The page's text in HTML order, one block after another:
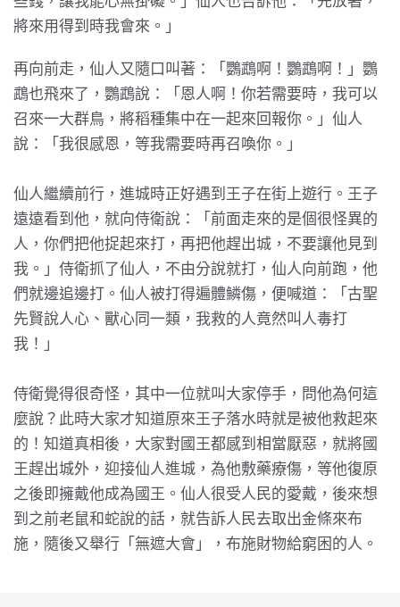
將來用得到時我會來。」
再向前走，仙人又隨口叫著：「鸚鵡啊！鸚鵡啊！」鸚
鵡也飛來了，鸚鵡說：「恩人啊！你若需要時，我可以
召來一大群鳥，將稻種集中在一起來回報你。」仙人
說：「我很感恩，等我需要時再召喚你。」
仙人繼續前行，進城時正好遇到王子在街上遊行。王子
遠遠看到他，就向侍衛說：「前面走來的是個很怪異的
人，你們把他捉起來打，再把他趕出城，不要讓他見到
我。」侍衛抓了仙人，不由分說就打，仙人向前跑，他
們就邊追邊打。仙人被打得遍體鱗傷，便喊道：「古聖
先賢說人心、獸心同一類，我救的人竟然叫人毒打
我！」
侍衛覺得很奇怪，其中一位就叫大家停手，問他為何這
麼說？此時大家才知道原來王子落水時就是被他救起來
的！知道真相後，大家對國王都感到相當厭惡，就將國
王趕出城外，迎接仙人進城，為他敷藥療傷，等他復原
之後即擁戴他成為國王。仙人很受人民的愛戴，後來想
到之前老鼠和蛇說的話，就告訴人民去取出金條來布
施，隨後又舉行「無遮大會」，布施財物給窮困的人。